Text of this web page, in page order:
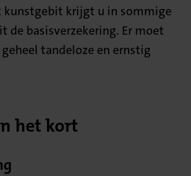
kunstgebit krijgt u in sommige
de basisverzekering. Er moet
tandeloze en ernstig
het kort